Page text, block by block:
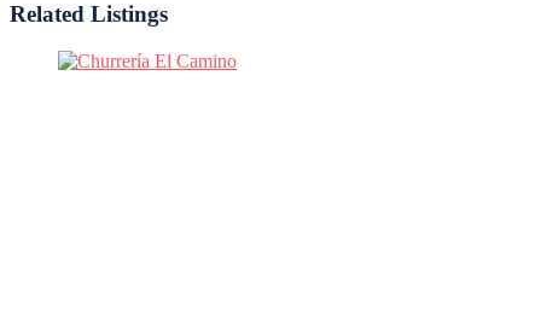
Related Listings